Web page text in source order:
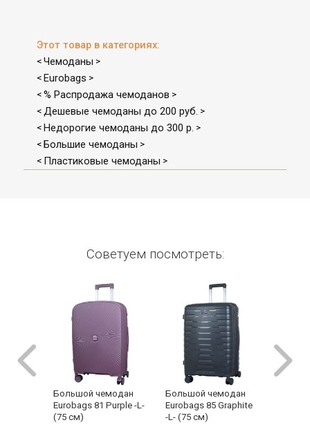
Этот товар в категориях:
< Чемоданы >
< Eurobags >
< % Распродажа чемоданов >
< Дешевые чемоданы до 200 руб. >
< Недорогие чемоданы до 300 р. >
< Большие чемоданы >
< Пластиковые чемоданы >
Советуем посмотреть:
Большой чемодан
Eurobags 81 Purple -L-
(75 см)
Большой чемодан
Eurobags 85 Graphite
-L- (75 см)